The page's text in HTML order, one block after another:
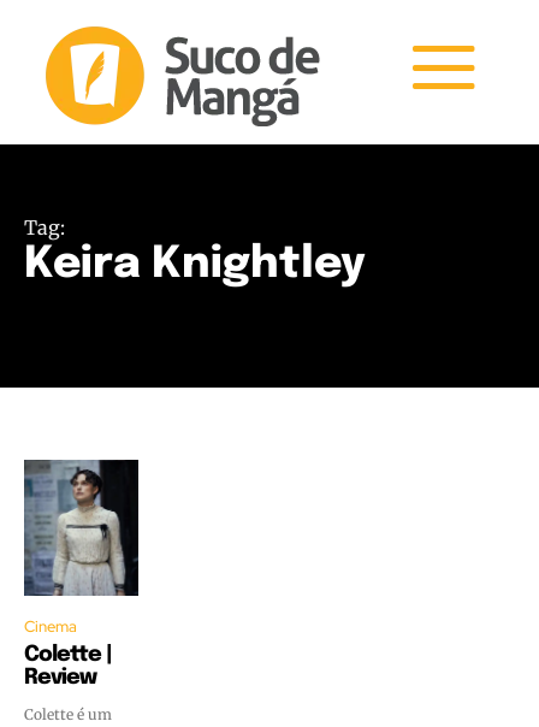
Tag:
Keira Knightley
Cinema
Colette |
Review
Colette é um